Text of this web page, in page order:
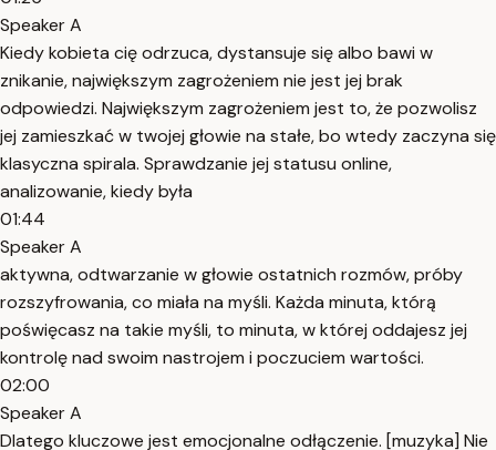
Speaker A
Kiedy kobieta cię odrzuca, dystansuje się albo bawi w
znikanie, największym zagrożeniem nie jest jej brak
odpowiedzi. Największym zagrożeniem jest to, że pozwolisz
jej zamieszkać w twojej głowie na stałe, bo wtedy zaczyna się
klasyczna spirala. Sprawdzanie jej statusu online,
analizowanie, kiedy była
01:44
Speaker A
aktywna, odtwarzanie w głowie ostatnich rozmów, próby
rozszyfrowania, co miała na myśli. Każda minuta, którą
poświęcasz na takie myśli, to minuta, w której oddajesz jej
kontrolę nad swoim nastrojem i poczuciem wartości.
02:00
Speaker A
Dlatego kluczowe jest emocjonalne odłączenie. [muzyka] Nie